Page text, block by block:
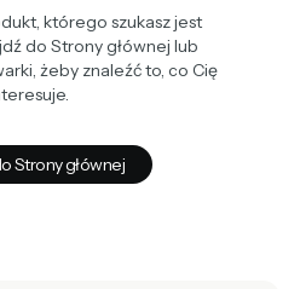
którego szukasz jest
do Strony głównej lub
żeby znaleźć to, co Cię
Strony głównej